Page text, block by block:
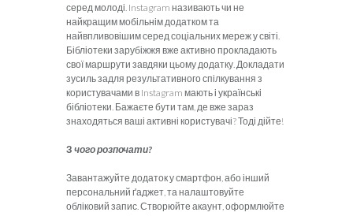
серед молоді. Instagram називають чи не
найкращим мобільнім додатком та
найвпливовішим серед соціальних мереж у світі.
Бібліотеки зарубіжжя вже активно прокладають
свої маршрути завдяки цьому додатку. Докладати
зусиль задля результативного спілкування з
користувачами в Instagram мають і українські
бібліотеки. Бажаєте бути там, де вже зараз
знаходяться ваші активні користувачі? Тоді дійте!
З чого розпочати?
Завантажуйте додаток у смартфон, або інший
персональний ґаджет, та налаштовуйте
обліковий запис. Створюйте акаунт, оформлюйте